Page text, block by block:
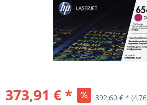
373,91 € * 392,60 € *